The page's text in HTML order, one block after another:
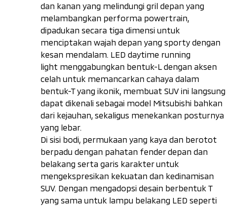
dan kanan yang melindungi gril depan yang
melambangkan performa powertrain,
dipadukan secara tiga dimensi untuk
menciptakan wajah depan yang sporty dengan
kesan mendalam. LED daytime running
light menggabungkan bentuk-L dengan aksen
celah untuk memancarkan cahaya dalam
bentuk-T yang ikonik, membuat SUV ini langsung
dapat dikenali sebagai model Mitsubishi bahkan
dari kejauhan, sekaligus menekankan posturnya
yang lebar.
Di sisi bodi, permukaan yang kaya dan berotot
berpadu dengan pahatan fenderdepan dan
belakang serta garis karakter untuk
mengekspresikan kekuatan dan kedinamisan
SUV. Dengan mengadopsi desain berbentuk T
yang sama untuk lampu belakang LED seperti